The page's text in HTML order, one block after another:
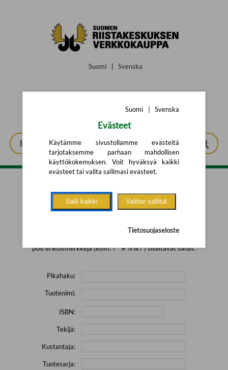
Suomi Svenska
Tarkennettu haku
pois erikoismerkkejä (esim. \' " # % & / ) sisältävät sanat.
Pikahaku:
Tuotenimi:
ISBN:
Tekijä:
Kustantaja:
Tuotesarja:
Suomi Svenska
Evästeet
Käytämme sivustollamme evästeitä
tarjotaksemme parhaan mahdollisen
käyttökokemuksen. Voit hyväksyä kaikki
evästeet tai valita sallimasi evästeet.
Salli kaikki Valitse sallitut
Tietosuojaseloste